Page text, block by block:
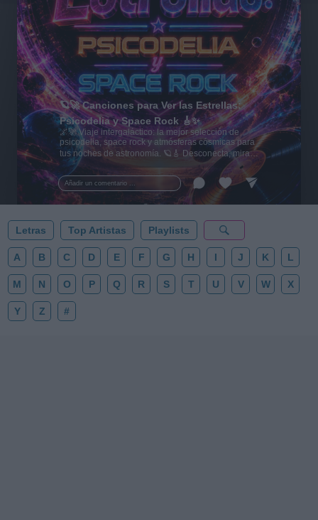
Añadir un comentario ...
🪐🚀 Canciones para Ver las Estrellas:
Psicodelia y Space Rock 🎸✨
🌌🚀 Viaje intergaláctico: la mejor selección de
psicodelia, space rock y atmósferas cósmicas para
tus noches de astronomía. 🪐🎸 Desconecta, mira
al firmamento y siente la gravedad cero. 💾 ¡Guarda
esta colección para tu próxima noche estrellada!
✨⭐
Letras Top Artistas Playlists
A B C D E F G H I J K L
M N O P Q R S T U V W X
Y Z #